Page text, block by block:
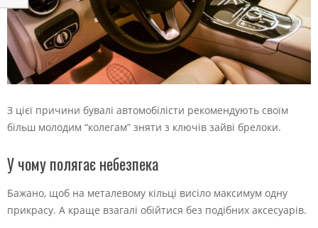
З цієї причини бувалі автомобілісти рекомендують своїм
більш молодим “колегам” зняти з ключів зайві брелоки.
У чому полягає небезпека
Бажано, щоб на металевому кільці висіло максимум одну
прикрасу. А краще взагалі обійтися без подібних аксесуарів.